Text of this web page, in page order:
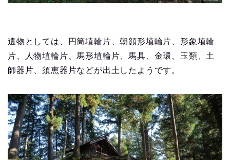
遺物としては、円筒埴輪片、朝顔形埴輪片、形象埴輪
片、人物埴輪片、馬形埴輪片、馬具、金環、玉類、土
師器片、須恵器片などが出土したようです。